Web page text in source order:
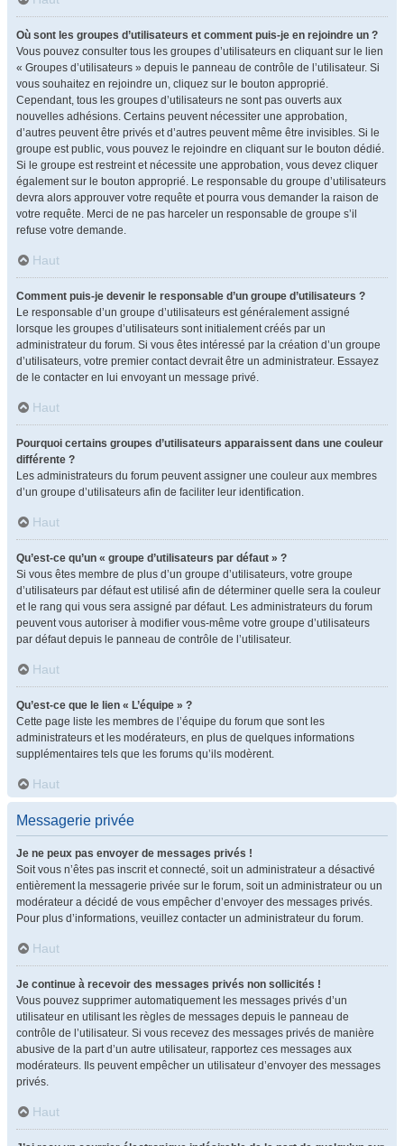
Où sont les groupes d’utilisateurs et comment puis-je en rejoindre un ?
Vous pouvez consulter tous les groupes d’utilisateurs en cliquant sur le lien
« Groupes d’utilisateurs » depuis le panneau de contrôle de l’utilisateur. Si
vous souhaitez en rejoindre un, cliquez sur le bouton approprié.
Cependant, tous les groupes d’utilisateurs ne sont pas ouverts aux
nouvelles adhésions. Certains peuvent nécessiter une approbation,
d’autres peuvent être privés et d’autres peuvent même être invisibles. Si le
groupe est public, vous pouvez le rejoindre en cliquant sur le bouton dédié.
Si le groupe est restreint et nécessite une approbation, vous devez cliquer
également sur le bouton approprié. Le responsable du groupe d’utilisateurs
devra alors approuver votre requête et pourra vous demander la raison de
votre requête. Merci de ne pas harceler un responsable de groupe s’il
refuse votre demande.
Haut
Comment puis-je devenir le responsable d’un groupe d’utilisateurs ?
Le responsable d’un groupe d’utilisateurs est généralement assigné
lorsque les groupes d’utilisateurs sont initialement créés par un
administrateur du forum. Si vous êtes intéressé par la création d’un groupe
d’utilisateurs, votre premier contact devrait être un administrateur. Essayez
de le contacter en lui envoyant un message privé.
Haut
Pourquoi certains groupes d’utilisateurs apparaissent dans une couleur
différente ?
Les administrateurs du forum peuvent assigner une couleur aux membres
d’un groupe d’utilisateurs afin de faciliter leur identification.
Haut
Qu’est-ce qu’un « groupe d’utilisateurs par défaut » ?
Si vous êtes membre de plus d’un groupe d’utilisateurs, votre groupe
d’utilisateurs par défaut est utilisé afin de déterminer quelle sera la couleur
et le rang qui vous sera assigné par défaut. Les administrateurs du forum
peuvent vous autoriser à modifier vous-même votre groupe d’utilisateurs
par défaut depuis le panneau de contrôle de l’utilisateur.
Haut
Qu’est-ce que le lien « L’équipe » ?
Cette page liste les membres de l’équipe du forum que sont les
administrateurs et les modérateurs, en plus de quelques informations
supplémentaires tels que les forums qu’ils modèrent.
Haut
Messagerie privée
Je ne peux pas envoyer de messages privés !
Soit vous n’êtes pas inscrit et connecté, soit un administrateur a désactivé
entièrement la messagerie privée sur le forum, soit un administrateur ou un
modérateur a décidé de vous empêcher d’envoyer des messages privés.
Pour plus d’informations, veuillez contacter un administrateur du forum.
Haut
Je continue à recevoir des messages privés non sollicités !
Vous pouvez supprimer automatiquement les messages privés d’un
utilisateur en utilisant les règles de messages depuis le panneau de
contrôle de l’utilisateur. Si vous recevez des messages privés de manière
abusive de la part d’un autre utilisateur, rapportez ces messages aux
modérateurs. Ils peuvent empêcher un utilisateur d’envoyer des messages
privés.
Haut